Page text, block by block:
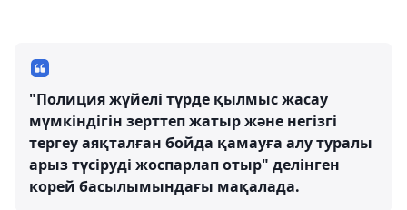
"Полиция жүйелі түрде қылмыс жасау
мүмкіндігін зерттеп жатыр және негізгі
тергеу аяқталған бойда қамауға алу туралы
арыз түсіруді жоспарлап отыр" делінген
корей басылымындағы мақалада.